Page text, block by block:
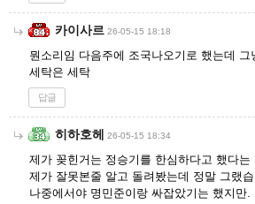
카이사르 26-05-15 18:18
뭔소리임 다음주에 조국나오기로 했는데 그
세탁은 세탁
답글
히하호헤 26-05-15 18:34
제가 꽂힌거는 정승기를 한심하다고 했다는
제가 잘못본줄 알고 돌려봤는데 정말 그랬습
나중에서야 명민준이랑 싸잡았기는 했지만.